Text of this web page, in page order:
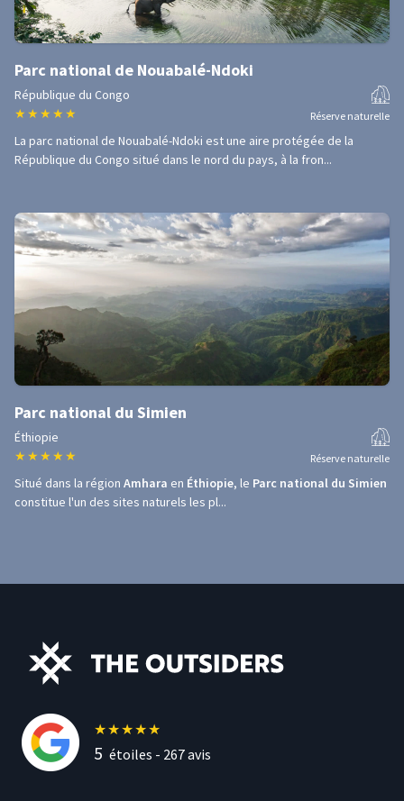
Parc national de Nouabalé-Ndoki
République du Congo
★ ★ ★ ★ ★ Réserve naturelle
La parc national de Nouabalé-Ndoki est une aire protégée de la
République du Congo situé dans le nord du pays, à la fron...
Parc national du Simien
Éthiopie
★ ★ ★ ★ ★ Réserve naturelle
Situé dans la région Amhara en Éthiopie, le Parc national du Simien
constitue l'un des sites naturels les pl...
★★★★★
5 étoiles - 267avis